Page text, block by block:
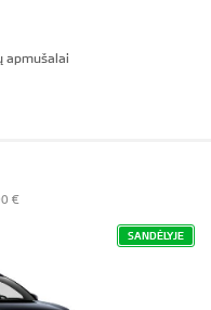
apmušalai
€
SANDĖLYJE